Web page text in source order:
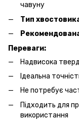
чавуну
Тип
Переваги:
Надвисока
Ідеальна
Не потребує
Підходить для
використання